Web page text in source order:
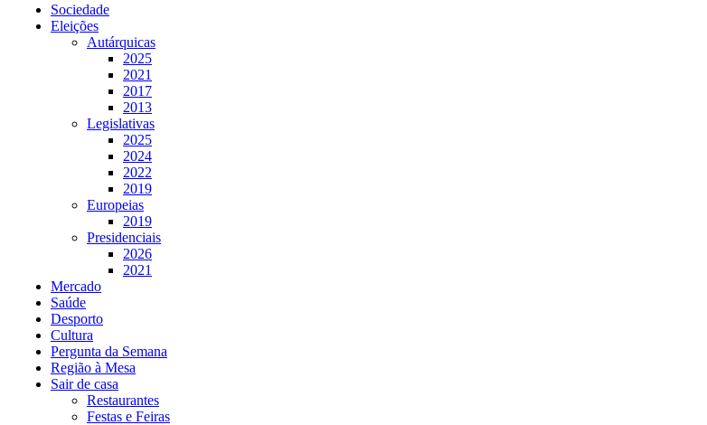
Sociedade
Eleições
Autárquicas
2025
2021
2017
2013
Legislativas
2025
2024
2022
2019
Europeias
2019
Presidenciais
2026
2021
Mercado
Saúde
Desporto
Cultura
Pergunta da Semana
Região à Mesa
Sair de casa
Restaurantes
Festas e Feiras